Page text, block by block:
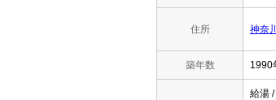
住所 神奈
築年数 1990
給湯